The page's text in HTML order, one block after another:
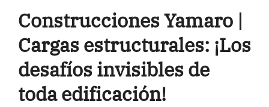
Construcciones Yamaro |
Cargas estructurales: ¡Los
desafíos invisibles de
toda edificación!